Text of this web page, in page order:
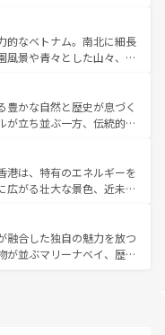
、バラエティ豊かな料理
台湾情報は コンテンツ一覧を参
の自然美を楽しむことが
、絶品のストリートフード
っている。夜には、韓国な
彩な魅力を心ゆくまで味
なお、新着の韓国情報はコンテンツ一
的なベトナム。南北に細長
風景や青々とした山々、世
ハノイの古い町並みやホ
の建物も、独特の雰囲気を
ティの豊かさとおいしさで
ナムコーヒーなどは、ぜ
を訪れてもあたたかい人々
きっと忘れられない旅にな
豊かな自然と歴史が息づく
が立ち並ぶ一方、伝統的な
チェンマイなどの山岳地
プーケットやクラビの美し
むことができる。タイ料理
の季節にも異なる楽しみ
イの人々、仏教を中心とし
が、訪れる旅人を魅了し続
港は、特有のエネルギーを
広がる壮大な景色、近未来
。観光スポットが密集し
れるのも魅力。息をのむよ
、香港を存分に楽しみ尽く
融合した独自の魅力を放つ
が並ぶマリーナベイ、歴史